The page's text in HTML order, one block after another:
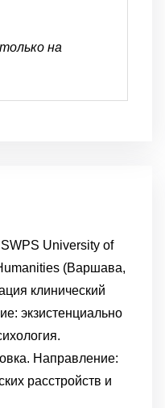
на
University of
(Варшава,
клинический
экзистенциально
Направление:
расстройств и